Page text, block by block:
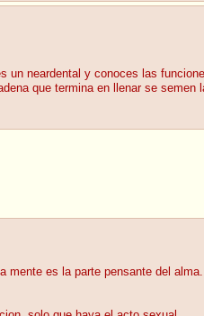
un neardental y conoces las
que termina en llenar se
mente es la parte pensante del alma.